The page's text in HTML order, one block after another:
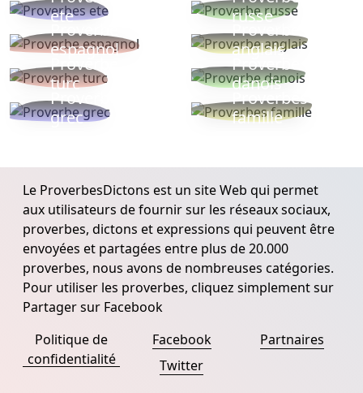
ete
russe
Proverbe
espagnol
Proverbe
anglais
Proverbe
turc
Proverbe
danois
Proverbe
grec
Proverbes
famille
Le ProverbesDictons est un site Web qui permet
aux utilisateurs de fournir sur les réseaux sociaux,
proverbes, dictons et expressions qui peuvent être
envoyées et partagées entre plus de 20.000
proverbes, nous avons de nombreuses catégories.
Pour utiliser les proverbes, cliquez simplement sur
Partager sur Facebook
Politique de
confidentialité
Facebook
Twitter
Partnaires